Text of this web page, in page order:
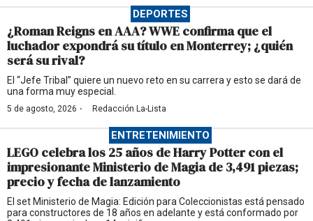
DEPORTES
¿Roman Reigns en AAA? WWE confirma que el
luchador expondrá su título en Monterrey; ¿quién
será su rival?
El “Jefe Tribal” quiere un nuevo reto en su carrera y esto se dará de
una forma muy especial.
5 de agosto, 2026 · Redacción La-Lista
ENTRETENIMIENTO
LEGO celebra los 25 años de Harry Potter con el
impresionante Ministerio de Magia de 3,491 piezas;
precio y fecha de lanzamiento
El set Ministerio de Magia: Edición para Coleccionistas está pensado
para constructores de 18 años en adelante y está conformado por